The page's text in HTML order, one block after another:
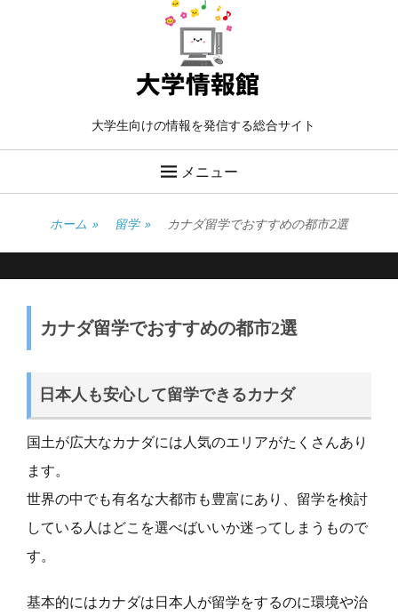
大学生向けの情報を発信する総合サイト
メニュー
ホーム » 留学 » カナダ留学でおすすめの都市2選
カナダ留学でおすすめの都市2選
日本人も安心して留学できるカナダ
国土が広大なカナダには人気のエリアがたくさんあり
ます。
世界の中でも有名な大都市も豊富にあり、留学を検討
している人はどこを選べばいいか迷ってしまうもので
す。
基本的にはカナダは日本人が留学をするのに環境や治